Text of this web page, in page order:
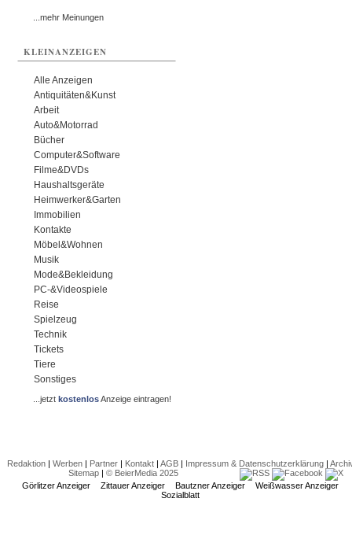
...mehr Meinungen
KLEINANZEIGEN
Alle Anzeigen
Antiquitäten&Kunst
Arbeit
Auto&Motorrad
Bücher
Computer&Software
Filme&DVDs
Haushaltsgeräte
Heimwerker&Garten
Immobilien
Kontakte
Möbel&Wohnen
Musik
Mode&Bekleidung
PC-&Videospiele
Reise
Spielzeug
Technik
Tickets
Tiere
Sonstiges
...jetztkostenlosAnzeige eintragen!
Redaktion| Werben| Partner| Kontakt| AGB| Impressum & Datenschutzerklärung|
Sitemap| © BeierMedia 2025
Görlitzer Anzeiger
Zittauer Anzeiger Bautzner Anzeiger
Weißwasser Anzeiger
Sozialblatt